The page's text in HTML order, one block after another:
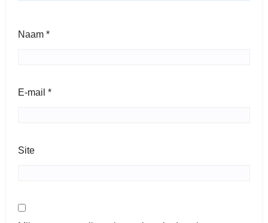
Naam *
E-mail *
Site